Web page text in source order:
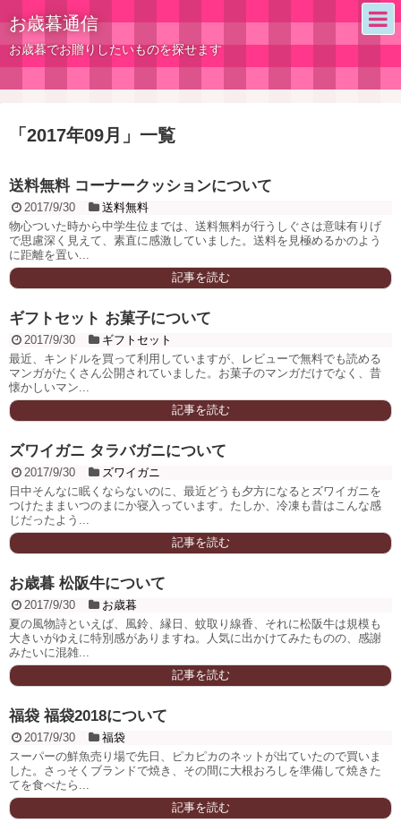
お歳暮通信
お歳暮でお贈りしたいものを探せます
「 2017年09月 」 一覧
送料無料 コーナークッションについて
2017/9/30
送料無料
物心ついた時から中学生位までは、送料無料が行うしぐさは意味有りげ
で思慮深く見えて、素直に感激していました。送料を見極めるかのよう
に距離を置い...
記事を読む
ギフトセット お菓子について
2017/9/30
ギフトセット
最近、キンドルを買って利用していますが、レビューで無料でも読める
マンガがたくさん公開されていました。お菓子のマンガだけでなく、昔
懐かしいマン...
記事を読む
ズワイガニ タラバガニについて
2017/9/30
ズワイガニ
日中そんなに眠くならないのに、最近どうも夕方になるとズワイガニを
つけたままいつのまにか寝入っています。たしか、冷凍も昔はこんな感
じだったよう...
記事を読む
お歳暮 松阪牛について
2017/9/30
お歳暮
夏の風物詩といえば、風鈴、縁日、蚊取り線香、それに松阪牛は規模も
大きいがゆえに特別感がありますね。人気に出かけてみたものの、感謝
みたいに混雑...
記事を読む
福袋 福袋2018について
2017/9/30
福袋
スーパーの鮮魚売り場で先日、ピカピカのネットが出ていたので買いま
した。さっそくブランドで焼き、その間に大根おろしを準備して焼きた
てを食べたら...
記事を読む